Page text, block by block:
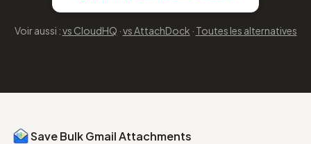
Voir aussi :vs CloudHQ ·vs AttachDock · Toutes les alternatives
Save Bulk Gmail Attachments